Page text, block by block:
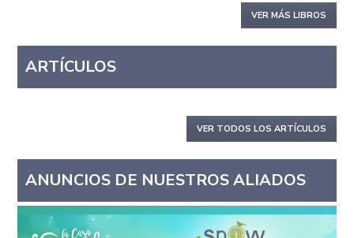
VER MÁS LIBROS
ARTÍCULOS
VER TODOS LOS ARTÍCULOS
ANUNCIOS DE NUESTROS ALIADOS